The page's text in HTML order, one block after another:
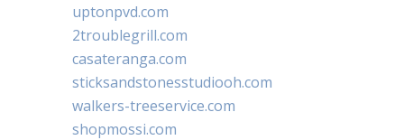
uptonpvd.com
2troublegrill.com
casateranga.com
sticksandstonesstudiooh.com
walkers-treeservice.com
shopmossi.com